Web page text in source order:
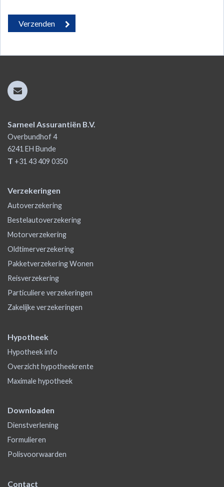
Sarneel Assurantiën B.V.
Overbundhof 4
6241 EH Bunde
T +31 43 409 0350
Verzekeringen
Autoverzekering
Bestelautoverzekering
Motorverzekering
Oldtimerverzekering
Pakketverzekering Wonen
Reisverzekering
Particuliere verzekeringen
Zakelijke verzekeringen
Hypotheek
Hypotheek info
Overzicht hypotheekrente
Maximale hypotheek
Downloaden
Dienstverlening
Formulieren
Polisvoorwaarden
Contact